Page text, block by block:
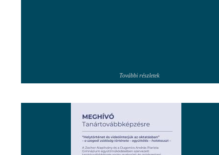
További részletek